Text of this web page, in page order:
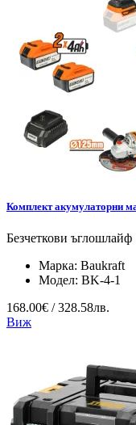
Комплект акумулаторни
Безчеткови
Марка: Baukraft
Модел: BK-4-1
168.00€ / 328.58лв.
Виж